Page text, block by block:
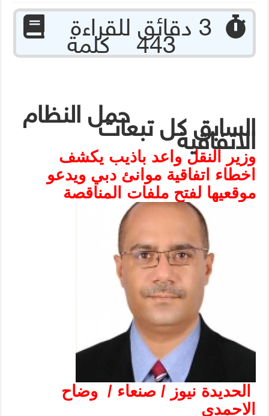
443 كلمة
حمل النظامالسابق كل تبعات
الاتفاقية
وزير النقل واعد باذيب يكشف
اخطاء اتفاقية موانئ دبي ويدعو
موقعيها لفتح ملفات المناقصة
الحديدة نيوز / صنعاء / وضاح
الاحمدي